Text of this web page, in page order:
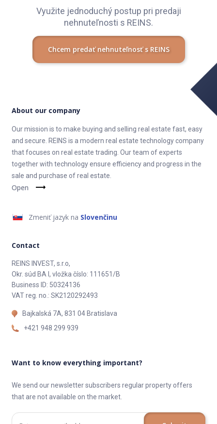
Využite jednoduchý postup pri predaji
nehnuteľnosti s REINS.
Chcem predať nehnuteľnosť s REINS
About our company
Our mission is to make buying and selling real estate fast, easy
and secure. REINS is a modern real estate technology company
that focuses on real estate trading. Our team of experts
together with technology ensure efficiency and progress in the
sale and purchase of real estate.
Open
Zmeniť jazyk na Slovenčinu
Contact
REINS INVEST, s.r.o,
Okr. súd BA I, vložka číslo: 111651/B
Business ID: 50324136
VAT reg. no.: SK2120292493
Bajkalská 7A, 831 04 Bratislava
+421 948 299 939
Want to know everything important?
We send our newsletter subscribers regular property offers
that are not available on the market.